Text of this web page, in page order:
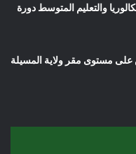
والتعليم المتوسط دورة
على مستوى مقر ولاية المسيلة